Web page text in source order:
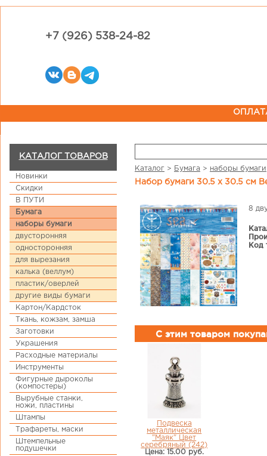
+7 (926) 538-24-82
КАТАЛОГ ТОВАРОВ
Новинки
Скидки
В ПУТИ
Бумага
наборы бумаги
двусторонняя
односторонняя
для вырезания
калька (веллум)
пластик/оверлей
другие виды бумаги
Картон/Кардсток
Ткань, кожзам, замша
Заготовки
Украшения
Расходные материалы
Инструменты
Фигурные дыроколы
(компостеры)
Вырубные станки,
ножи, пластины
Штампы
Трафареты, маски
Штемпельные
подушечки
Каталог > Бумага > наборы бумаги
Набор бумаги 30.5 х 30.5 см
8
Код
С этим товаром
Подвеска
металлическая
"Маяк" Цвет
серебряный (242)
Цена: 15.00 руб.